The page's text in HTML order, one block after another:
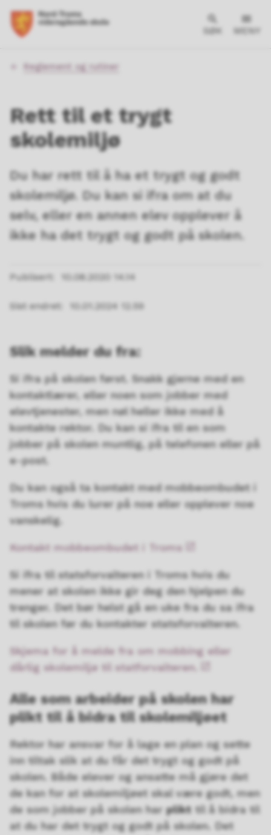
SØK MENY
Du
Reglement og rutiner
Rett til et trygt
skolemiljø
Du har rett til å ha et trygt og godt
skolemiljø. Du kan si ifra om at du
selv, eller en annen elev opplever å
ikke ha det trygt og godt på skolen.
Publisert 10.08.2020 14.14
Sist endret 10.01.2024 12.59
Slik melder du fra:
Si ifra på skolen først. Snakk gjerne med en
kontaktlærer, eller noen som jobber med
elevtjenester, men nøl heller ikke med å
kontakte rektor. Du kan si ifra til en som
jobber på skolen muntlig, på telefonen eller på
e-post.
Du kan også ta kontakt med mobbeombudet i
Troms hvis du lurer på noe eller opplever noe
vanskelig.
Kontakt mobbeombudet i Troms
Si ifra til statsforvalteren i Troms hvis du
mener at skolen ikke gir deg den hjelpen du
trenger. Det bør helst gå en uke fra du sa ifra
til skolen før du kontakter statsforvalteren.
Skjema for å melde fra om mobbing eller
dårlig skolemiljø til statforvalteren.
Alle som arbeider på skolen har
plikt til å bidra til skolemiljøet
Rektor har ansvar for å lage en plan og sette
inn tiltak slik at du får det trygt og godt på
skolen. Både elever og ansatte må gjøre det
de kan for at skolemiljøet skal være godt, men
de som jobber på skolen harplikt til å bidra til
at du har det trygt og godt på skolen. Det